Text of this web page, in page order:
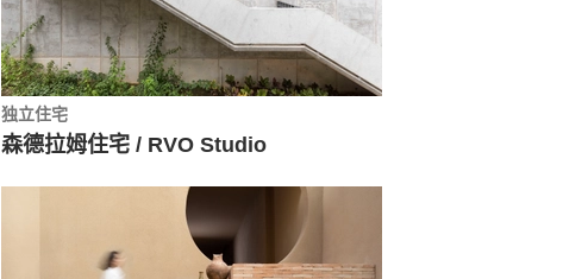
独立住宅
森德拉姆住宅 / RVO Studio